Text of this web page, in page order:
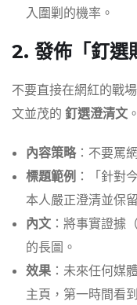
入圍剿的機率。
2. 發佈「釘選
不要直接在網紅的戰
文並茂的 釘選澄清文 。
內容策略：不要罵
標題範例 ：「針對
本人嚴正澄清並保
內文 ：將事實證據
的長圖。
效果 ：未來任何媒
主頁，第一時間看